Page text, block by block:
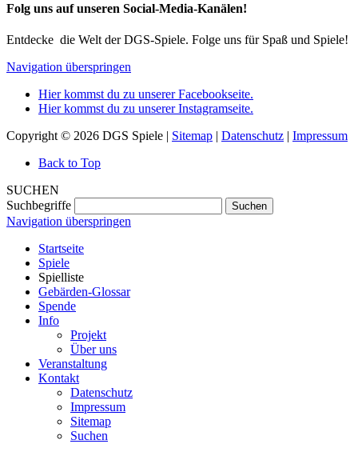
Folg uns auf unseren Social-Media-Kanälen!
Entdecke die Welt der DGS-Spiele. Folge uns für Spaß und Spiele!
Navigation überspringen
Hier kommst du zu unserer Facebookseite.
Hier kommst du zu unserer Instagramseite.
Copyright © 2026 DGS Spiele | Sitemap | Datenschutz | Impressum
Back to Top
SUCHEN
Suchbegriffe
Suchen
Navigation überspringen
Startseite
Spiele
Spielliste
Gebärden-Glossar
Spende
Info
Projekt
Über uns
Veranstaltung
Kontakt
Datenschutz
Impressum
Sitemap
Suchen